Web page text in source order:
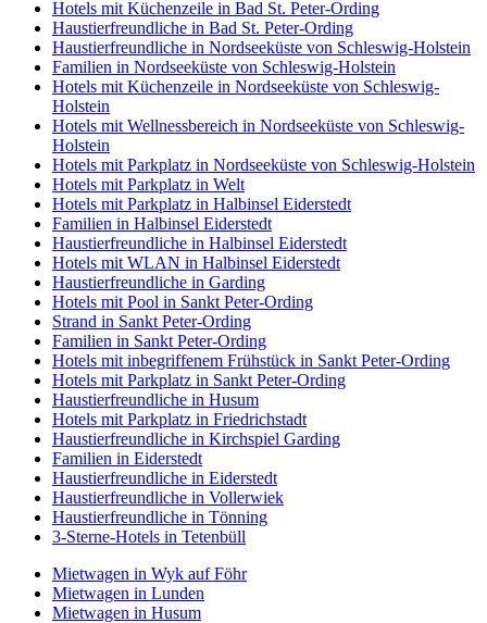
Hotels mit Küchenzeile in Bad St. Peter-Ording
Haustierfreundliche in Bad St. Peter-Ording
Haustierfreundliche in Nordseeküste von Schleswig-Holstein
Familien in Nordseeküste von Schleswig-Holstein
Hotels mit Küchenzeile in Nordseeküste von Schleswig-
Holstein
Hotels mit Wellnessbereich in Nordseeküste von Schleswig-
Holstein
Hotels mit Parkplatz in Nordseeküste von Schleswig-Holstein
Hotels mit Parkplatz in Welt
Hotels mit Parkplatz in Halbinsel Eiderstedt
Familien in Halbinsel Eiderstedt
Haustierfreundliche in Halbinsel Eiderstedt
Hotels mit WLAN in Halbinsel Eiderstedt
Haustierfreundliche in Garding
Hotels mit Pool in Sankt Peter-Ording
Strand in Sankt Peter-Ording
Familien in Sankt Peter-Ording
Hotels mit inbegriffenem Frühstück in Sankt Peter-Ording
Hotels mit Parkplatz in Sankt Peter-Ording
Haustierfreundliche in Husum
Hotels mit Parkplatz in Friedrichstadt
Haustierfreundliche in Kirchspiel Garding
Familien in Eiderstedt
Haustierfreundliche in Eiderstedt
Haustierfreundliche in Vollerwiek
Haustierfreundliche in Tönning
3-Sterne-Hotels in Tetenbüll
Mietwagen in Wyk auf Föhr
Mietwagen in Lunden
Mietwagen in Husum